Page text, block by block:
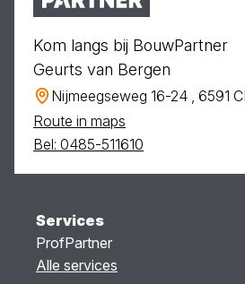
Kom langs bij BouwPartner
Geurts van Bergen
Nijmeegseweg 16-24 , 6591
Route in maps
Bel: 0485-511610
Services
ProfPartner
Alle services